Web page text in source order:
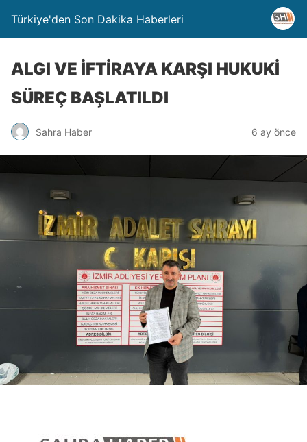
Türkiye'den Son Dakika Haberleri
ALGI VE İFTİRAYA KARŞI HUKUKİ
SÜREÇ BAŞLATILDI
Sahra Haber 6 ay önce